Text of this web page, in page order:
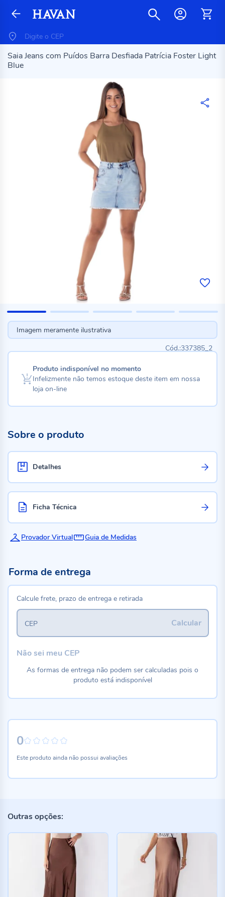
Saia Jeans com Puídos Barra Desfiada Patrícia Foster Light
Blue
Imagem meramente ilustrativa
337385_2
Produto indisponível no momento
Infelizmente não temos estoque deste item em nossa
loja on-line
Sobre o produto
Detalhes
Ficha Técnica
Provador Virtual Guia de Medidas
0
Este produto ainda não possui avaliações
Forma de entrega
Calcule frete, prazo de entrega e retirada
Calcular
CEP
Não sei meu CEP
As formas de entrega não podem ser calculadas pois o
produto está indisponível
Outras opções: